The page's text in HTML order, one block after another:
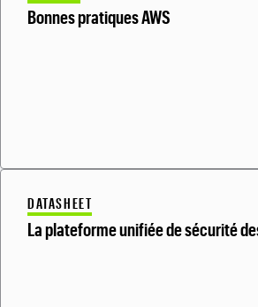
Bonnes pratiques AWS
DATASHEET
La plateforme unifiée de sécurité